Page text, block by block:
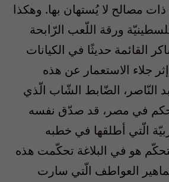
مصالح لا يُستهان بها. وهكذا
ورقة اللّعب الرّابحة
القائمة حديثًا في الكيانات
جلاء الاستعمار عن هذه
النّاصر، الضّابط الشّاب الّذي
في مصر، قد صدّق نفسه
الّتي أطلقها في خطبه
هو في البلاغة تحكّمت هذه
العواطف الّتي سارت